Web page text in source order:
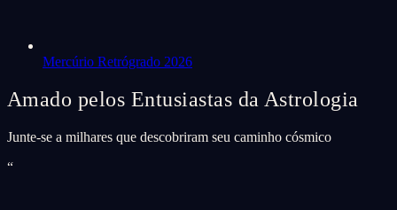
Mercúrio Retrógrado 2026
Amado pelos Entusiastas da Astrologia
Junte-se a milhares que descobriram seu caminho cósmico
“